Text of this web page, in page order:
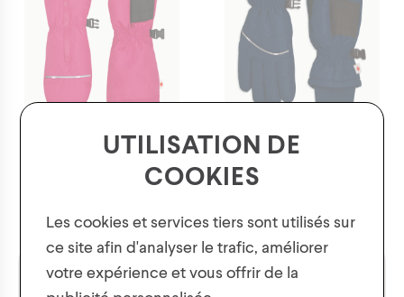
enfants avec longue
manchette et bande
réfléchissante 2 à 6 ans
16,00
réfléchissante pour
enfants de 4 à 6 ans
15,00
UTILISATION DE
COOKIES
Les cookies et services tiers sont utilisés sur
ce site afin d'analyser le trafic, améliorer
votre expérience et vous offrir de la